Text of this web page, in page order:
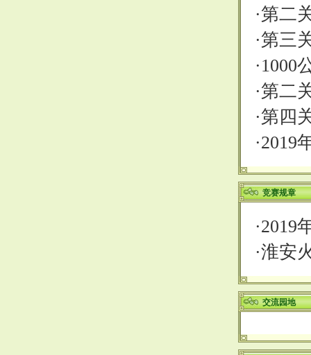
·第二
·第三
·1000
·第二
·第四
·2019
竞赛规章
·2019
·淮安
交流园地